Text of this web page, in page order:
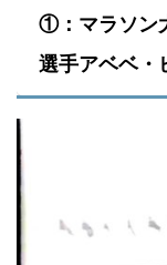
①：マラソン
選手アベベ・